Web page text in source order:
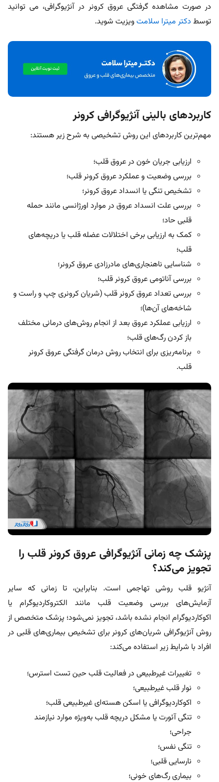
در صورت مشاهده گرفتگی عروق کرونر در آنژیوگرافی، می توانید
توسط دکتر میترا سلامتویزیت شوید.
کاربردهای بالینی آنژیوگرافی کرونر
مهم‌ترین کاربردهای این روش تشخیصی به شرح زیر هستند:
ارزیابی جریان خون در عروق قلب؛
بررسی وضعیت و عملکرد عروق کرونر قلب؛
تشخیص تنگی یا انسداد عروق کرونر؛
بررسی علت انسداد عروق در موارد اورژانسی مانند حمله
قلبی حاد؛
کمک به ارزیابی برخی اختلالات عضله قلب یا دریچه‌های
قلب؛
شناسایی ناهنجاری‌های مادرزادی عروق کرونر؛
بررسی آناتومی عروق کرونر قلب؛
بررسی تعداد عروق کرونر قلب (شریان کرونری چپ و راست و
شاخه‌های آن‌ها)؛
ارزیابی عملکرد عروق بعد از انجام روش‌های درمانی مختلف
باز کردن رگ‌های قلب؛
برنامه‌ریزی برای انتخاب روش درمان گرفتگی عروق کرونر
قلب.
پزشک چه زمانی آنژیوگرافی عروق کرونر قلب را
تجویز می‌کند؟
آنژیو قلب روشی تهاجمی است. بنابراین، تا زمانی‌ که سایر
آزمایش‌های بررسی وضعیت قلب مانند الکتروکاردیوگرام یا
اکوکاردیوگرام انجام نشده باشد، تجویز نمی‌شود؛ پزشک متخصص از
روش آنژیوگرافی شریان‌های کرونر برای تشخیص بیماری‌های قلبی در
افراد با شرایط زیر استفاده می‌کند:
تغییرات غیرطبیعی در فعالیت قلب حین تست استرس؛
نوار قلب غیرطبیعی؛
اکوکاردیوگرافی یا اسکن هسته‌ای غیرطبیعی قلب؛
تنگی آئورت یا مشکل دریچه قلب به‌ویژه موارد نیازمند
جراحی؛
تنگی نفس؛
نارسایی قلبی؛
بیماری رگ‌های خونی؛